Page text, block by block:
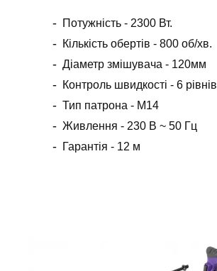
Потужність - 2300 Вт.
Кількість обертів - 800 об/хв.
Діаметр змішувача - 120мм
Контроль швидкості - 6 рівнів
Тип патрона - М14
Живлення - 230 В ~ 50 Гц
Гарантія - 12 м